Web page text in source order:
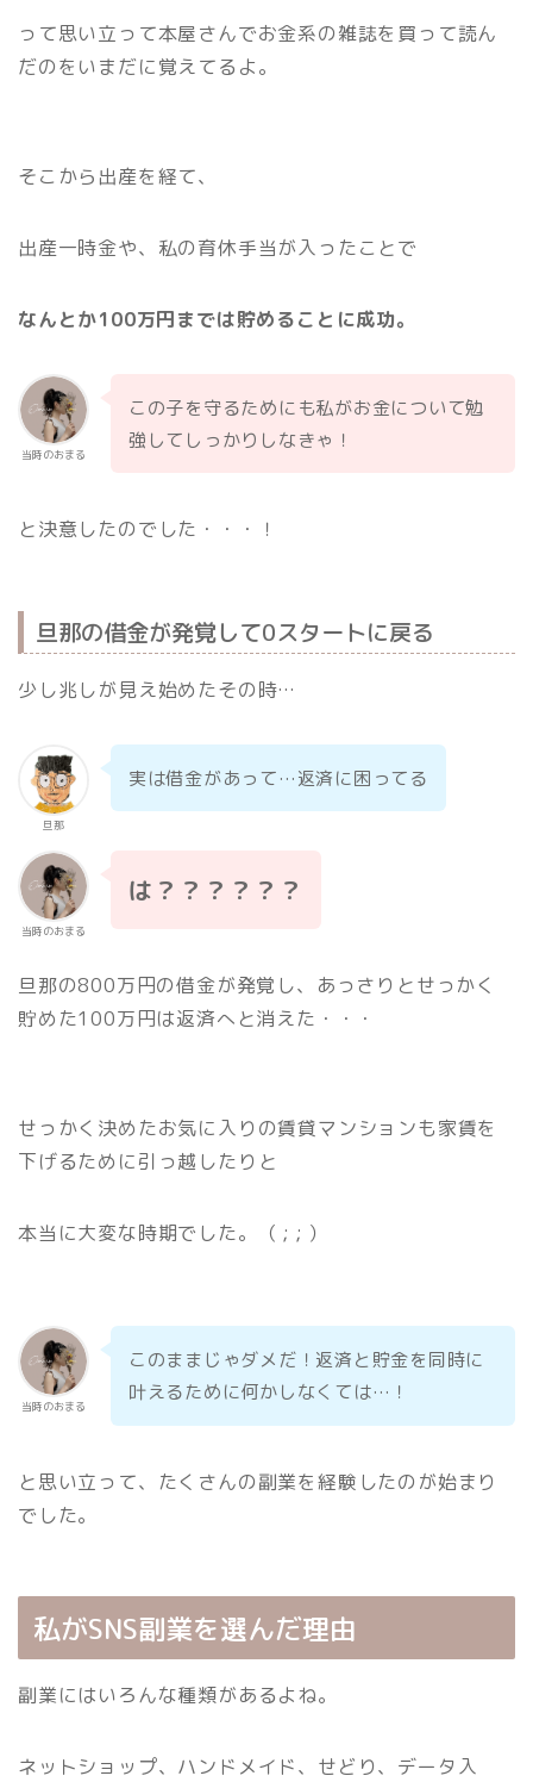
って思い立って本屋さんでお金系の雑誌を買って読ん
だのをいまだに覚えてるよ。
そこから出産を経て、
出産一時金や、私の育休手当が入ったことで
なんとか100万円までは貯めることに成功。
当時のおまる
この子を守るためにも私がお金について勉
強してしっかりしなきゃ！
と決意したのでした・・・！
旦那の借金が発覚して0スタートに戻る
少し兆しが見え始めたその時…
旦那
実は借金があって…返済に困ってる
当時のおまる
は？？？？？？
旦那の800万円の借金が発覚し、あっさりとせっかく
貯めた100万円は返済へと消えた・・・
せっかく決めたお気に入りの賃貸マンションも家賃を
下げるために引っ越したりと
本当に大変な時期でした。（ ; ; ）
当時のおまる
このままじゃダメだ！返済と貯金を同時に
叶えるために何かしなくては…！
と思い立って、たくさんの副業を経験したのが始まり
でした。
私がSNS副業を選んだ理由
副業にはいろんな種類があるよね。
ネットショップ、ハンドメイド、せどり、データ入